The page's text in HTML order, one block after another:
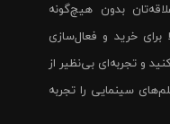
بدون هیچ‌گونه
خرید و فعال‌سازی
و تجربه‌ای بی‌نظیر از
سینمایی را تجربه